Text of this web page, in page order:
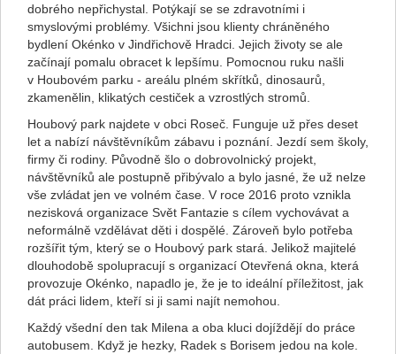
dobrého nepřichystal. Potýkají se se zdravotními i
smyslovými problémy. Všichni jsou klienty chráněného
bydlení Okénko v Jindřichově Hradci. Jejich životy se ale
začínají pomalu obracet k lepšímu. Pomocnou ruku našli
v Houbovém parku - areálu plném skřítků, dinosaurů,
zkamenělin, klikatých cestiček a vzrostlých stromů.
Houbový park najdete v obci Roseč. Funguje už přes deset
let a nabízí návštěvníkům zábavu i poznání. Jezdí sem školy,
firmy či rodiny. Původně šlo o dobrovolnický projekt,
návštěvníků ale postupně přibývalo a bylo jasné, že už nelze
vše zvládat jen ve volném čase. V roce 2016 proto vznikla
nezisková organizace Svět Fantazie s cílem vychovávat a
neformálně vzdělávat děti i dospělé. Zároveň bylo potřeba
rozšířit tým, který se o Houbový park stará. Jelikož majitelé
dlouhodobě spolupracují s organizací Otevřená okna, která
provozuje Okénko, napadlo je, že je to ideální příležitost, jak
dát práci lidem, kteří si ji sami najít nemohou.
Každý všední den tak Milena a oba kluci dojíždějí do práce
autobusem. Když je hezky, Radek s Borisem jedou na kole.